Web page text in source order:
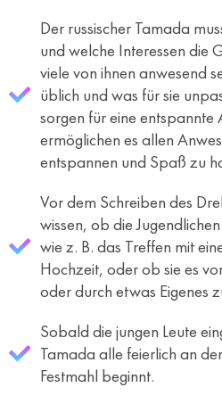
Der russischer Tamada
und welche Interessen die
viele von ihnen anwesend
üblich und was für sie
sorgen für eine
ermöglichen es allen
entspannen und Spaß zu
Vor dem Schreiben des
wissen, ob die
wie z. B. das Treffen mit
Hochzeit, oder ob sie es
oder durch etwas Eigenes
Sobald die jungen Leute
Tamada alle feierlich an
Festmahl beginnt.